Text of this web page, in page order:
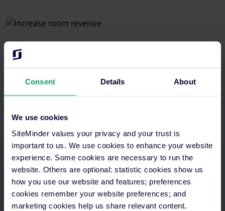
Consent Details About
We use cookies
SiteMinder values your privacy and your trust is
important to us. We use cookies to enhance your website
experience. Some cookies are necessary to run the
website. Others are optional: statistic cookies show us
how you use our website and features; preferences
cookies remember your website preferences; and
marketing cookies help us share relevant content.
Optimisez votre temps
automatiques et connectez vos technologies existantes. Tout
de mise en service.